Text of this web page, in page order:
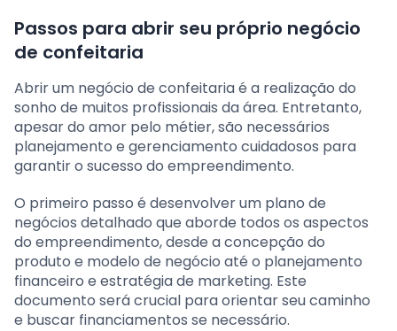
Passos para abrir seu próprio negócio
de confeitaria
Abrir um negócio de confeitaria é a realização do
sonho de muitos profissionais da área. Entretanto,
apesar do amor pelo métier, são necessários
planejamento e gerenciamento cuidadosos para
garantir o sucesso do empreendimento.
O primeiro passo é desenvolver um plano de
negócios detalhado que aborde todos os aspectos
do empreendimento, desde a concepção do
produto e modelo de negócio até o planejamento
financeiro e estratégia de marketing. Este
documento será crucial para orientar seu caminho
e buscar financiamentos se necessário.